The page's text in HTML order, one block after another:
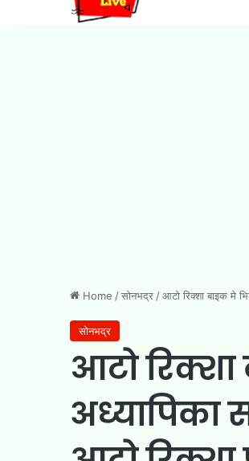
Home /सोनभद्र /आटो रिक्शा बाइक मे
सोनभद्र
आटो
अध्यापिका